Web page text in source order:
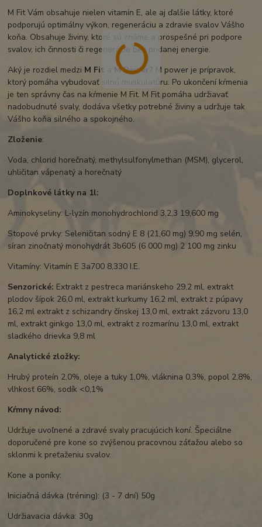
M Fit Vám obsahuje nielen vitamín E, ale aj ďalšie látky, ktoré
podporujú optimálny výkon, regeneráciu a zdravie svalov Vášho
koňa. Obsahuje živiny, ktoré sú známe a prospešné pri podpore
svalov, ich činnosti či regenerácie bez pridanej energie.
Aký je rozdiel medzi M Fit M Power?
M power je prípravok,
ktorý pomáha vybudovať silnú muskulatúru. Po ukončení kŕmenia
je ten správny čas na kŕmenie M Fit. M Fit pomáha udržiavať
nadobudnuté svaly, dodáva všetky potrebné živiny a udržuje tak
Vášho koňa silného a spokojného.
Zloženie:
Voda, chlorid horečnatý, methylsulfonylmethan (MSM), glycerol,
uhličitan vápenatý a horečnatý
Doplnkové látky na 1l:
Aminokyseliny: L-lyzín monohydrochlorid 3,2,3 19,600 mg
Stopové prvky: Seleničitan sodný E 8 (21,60 mg) 9,90 mg selén,
síran zinočnatý monohydrát 3b605 (6 000 mg) 2 100 mg zinku
Vitamíny: Vitamín E 3a700 8,330 I.E.
Senzorické: Extrakt z pestreca mariánskeho 29,2 ml, extrakt
plodov šípok 26,0 ml, extrakt kurkumy 16,2 ml, extrakt z púpavy
16,2 ml extrakt z schizandry čínskej 13,0 ml, extrakt zázvoru 13,0
ml, extrakt ginkgo 13,0 ml, extrakt z rozmarínu 13,0 ml, extrakt
sladkého drievka 9,8 ml
Analytické zložky:
Hrubý proteín 2,0%, oleje a tuky 1,0%, vláknina 0,3%, popol 2,8%,
vlhkosť 66%, sodík <0,1%
Kŕmny návod:
Udržuje uvoľnené a zdravé svaly pracujúcich koní. Špeciálne
doporučené pre kone so zvýšenou pracovnou záťažou alebo so
sklonmi k preťaženiu svalov.
Kone a poníky:
Iniciačná dávka (tréning): (3 - 7 dní) 50g
Udržiavacia dávka: 30g